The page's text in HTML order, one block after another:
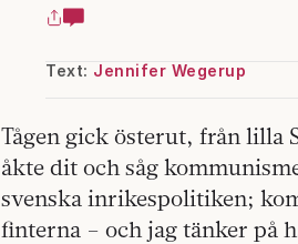
Text: Jennifer Wegerup
Tågen gick österut, från lilla
åkte dit och såg
svenska inrikespolitiken;
finterna – och jag tänker på